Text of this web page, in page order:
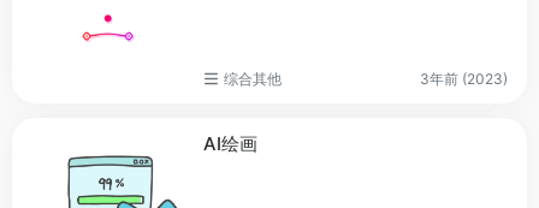
综合其他 3年前 (2023)
AI绘画